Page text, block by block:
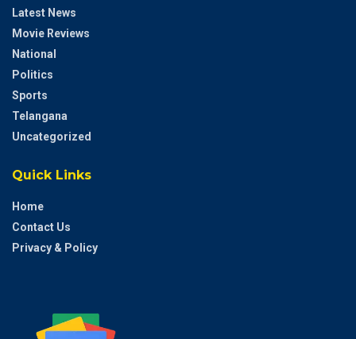
Latest News
Movie Reviews
National
Politics
Sports
Telangana
Uncategorized
Quick Links
Home
Contact Us
Privacy & Policy